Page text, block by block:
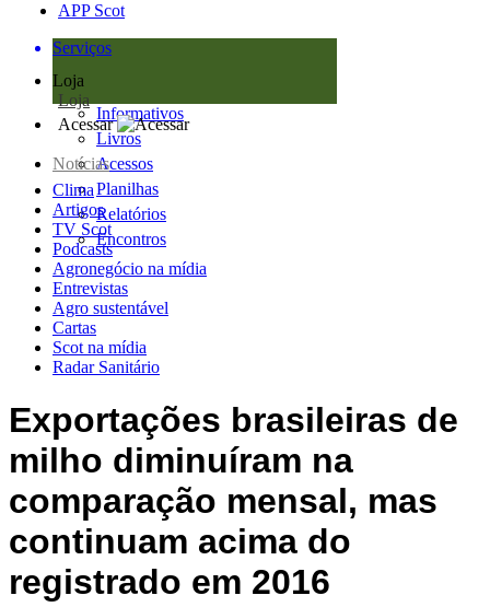
APP Scot
Serviços
Loja
Loja
Informativos
Livros
Acessos
Planilhas
Relatórios
Encontros
Acessar
Notícias
Clima
Artigos
TV Scot
Podcasts
Agronegócio na mídia
Entrevistas
Agro sustentável
Cartas
Scot na mídia
Radar Sanitário
Exportações brasileiras de
milho diminuíram na
comparação mensal, mas
continuam acima do
registrado em 2016